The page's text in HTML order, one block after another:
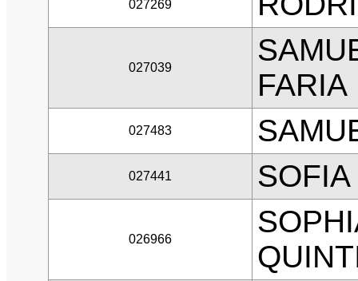
027269
027039
FARIA
027483
027441
026966